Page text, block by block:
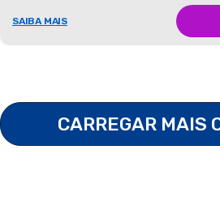
SAIBA MAIS
CARREGAR MAIS